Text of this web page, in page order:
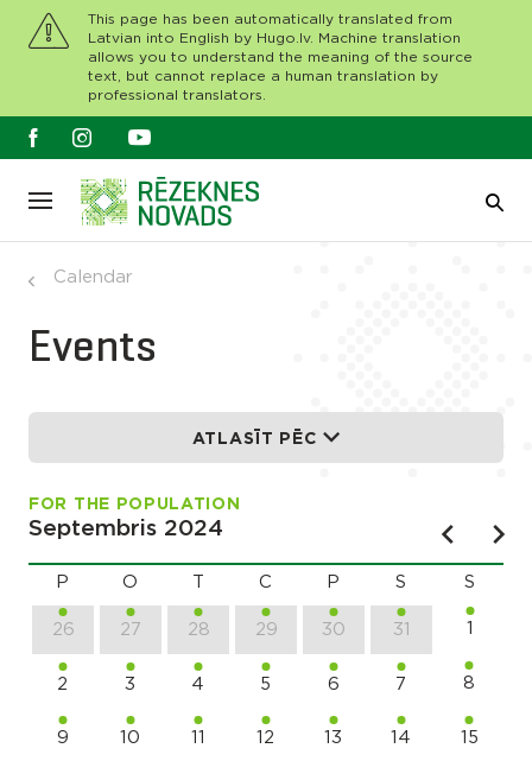
This page has been automatically translated from
Latvian into English by Hugo.lv. Machine translation
allows you to understand the meaning of the source
text, but cannot replace a human translation by
professional translators.
Calendar
Events
ATLASĪT PĒC
FOR THE POPULATION
Septembris 2024
P O C P S S
26 27 28 29 30 31 1
2 3 4 5 6 7 8
9 10 11 12 13 14 15